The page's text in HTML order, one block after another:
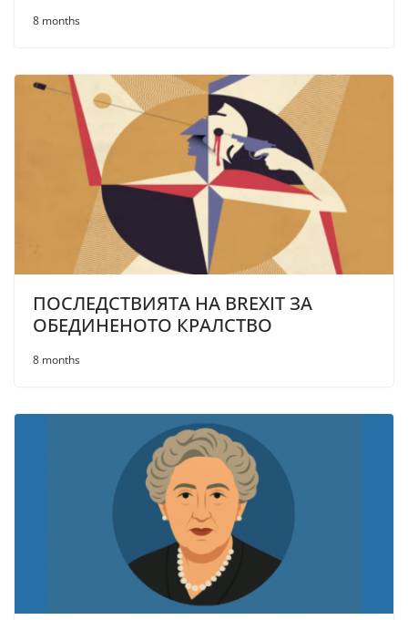
8 months
ПОСЛЕДСТВИЯТА НА BREXIT ЗА
ОБЕДИНЕНОТО КРАЛСТВО
8 months